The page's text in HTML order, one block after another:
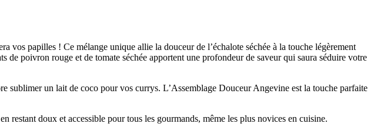
vos papilles ! Ce mélange unique allie la douceur de l’échalote séchée à la touche légèrement
poivron rouge et de tomate séchée apportent une profondeur de saveur qui saura séduire votre
sublimer un lait de coco pour vos currys. L’Assemblage Douceur Angevine est la touche parfaite
restant doux et accessible pour tous les gourmands, même les plus novices en cuisine.